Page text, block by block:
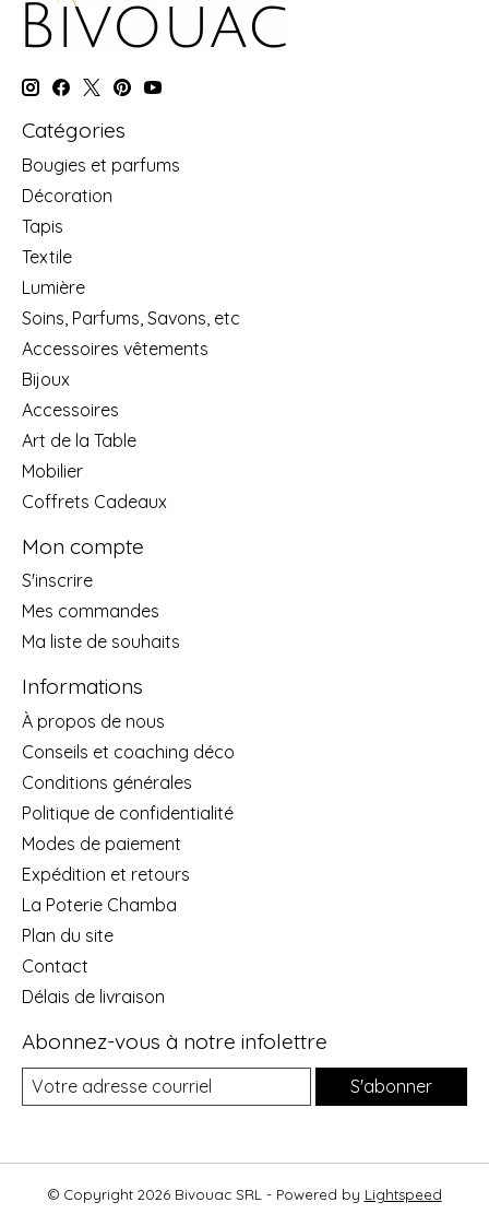
Catégories
Bougies et parfums
Décoration
Tapis
Textile
Lumière
Soins, Parfums, Savons, etc
Accessoires vêtements
Bijoux
Accessoires
Art de la Table
Mobilier
Coffrets Cadeaux
Mon compte
S'inscrire
Mes commandes
Ma liste de souhaits
Informations
À propos de nous
Conseils et coaching déco
Conditions générales
Politique de confidentialité
Modes de paiement
Expédition et retours
La Poterie Chamba
Plan du site
Contact
Délais de livraison
Abonnez-vous à notre infolettre
S'abonner
© Copyright 2026 Bivouac SRL - Powered by Lightspeed